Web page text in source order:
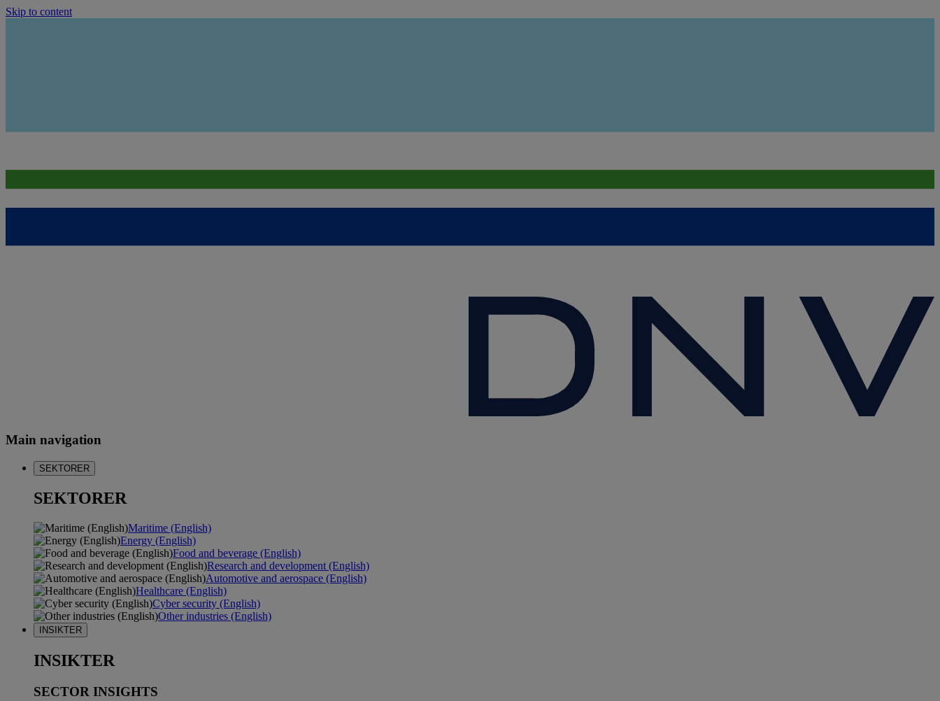
Skip to content
Main navigation
SEKTORER
SEKTORER
Maritime (English)
Energy (English)
Food and beverage (English)
Research and development (English)
Automotive and aerospace (English)
Healthcare (English)
Cyber security (English)
Other industries (English)
INSIKTER
INSIKTER
SECTOR INSIGHTS